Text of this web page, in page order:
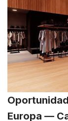
Europa —